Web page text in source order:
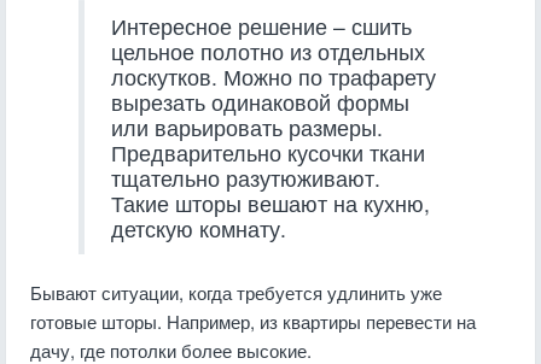
Интересное решение – сшить
цельное полотно из отдельных
лоскутков. Можно по трафарету
вырезать одинаковой формы
или варьировать размеры.
Предварительно кусочки ткани
тщательно разутюживают.
Такие шторы вешают на кухню,
детскую комнату.
Бывают ситуации, когда требуется удлинить уже
готовые шторы. Например, из квартиры перевести на
дачу, где потолки более высокие.